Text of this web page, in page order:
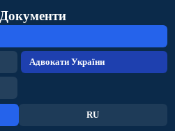
Документи
Адвокати України
RU